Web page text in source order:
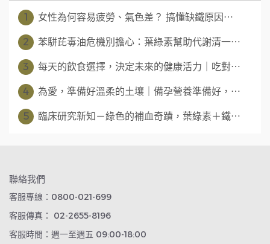
1 女性為何容易疲勞、氣色差？ 搞懂缺鐵原因⋯
2 苯駢芘毒油危機別擔心：葉綠素幫助代謝清一⋯
3 每天的飲食選擇，決定未來的健康活力｜吃對⋯
4 為愛，準備好溫柔的土壤｜備孕營養準備好，⋯
5 臨床研究新知－綠色的補血奇蹟，葉綠素＋鐵⋯
聯絡我們
客服專線：0800-021-699
客服傳真： 02-2655-8196
客服時間：週一至週五 09:00-18:00